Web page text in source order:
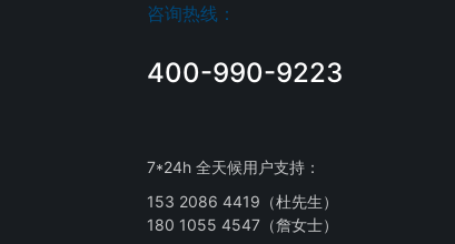
咨询热线：
400-990-9223
7*24h 全天候用户支持：
153 2086 4419（杜先生）
180 1055 4547（詹女士）